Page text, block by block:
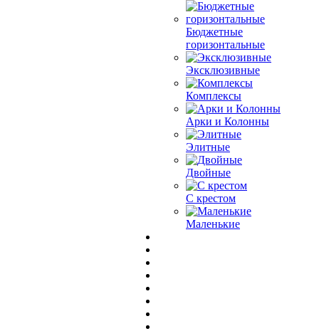
Бюджетные
горизонтальные
Эксклюзивные
Комплексы
Арки и Колонны
Элитные
Двойные
С крестом
Маленькие